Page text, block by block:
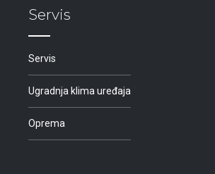
Servis
Servis
Ugradnja klima uređaja
Oprema